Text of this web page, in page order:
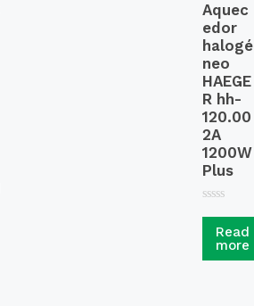
Aquec
edor
halogé
neo
HAEGE
R hh-
120.00
2A
1200W
Plus
d
Read
more